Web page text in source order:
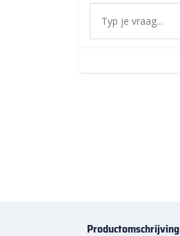
Productomschrijving